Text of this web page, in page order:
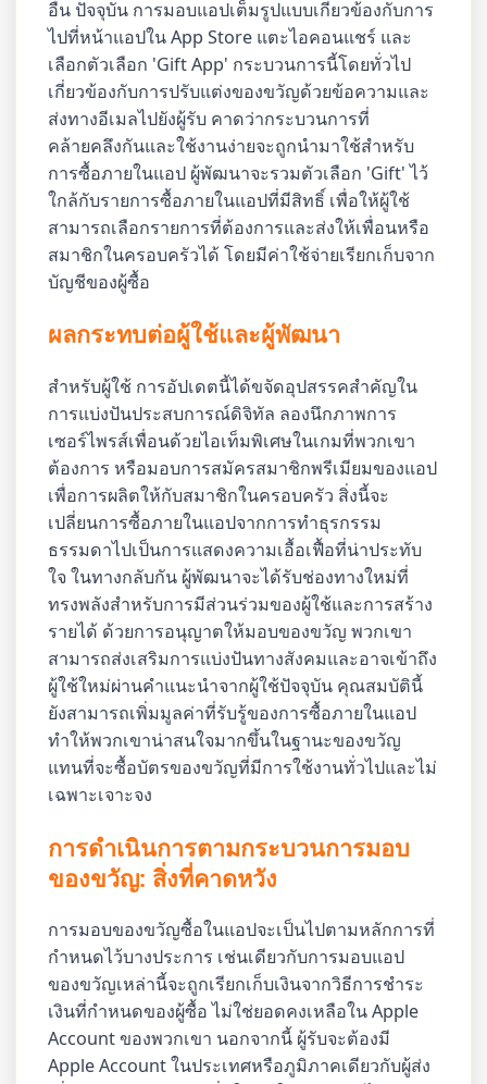
อื่น ปัจจุบัน การมอบแอปเต็มรูปแบบเกี่ยวข้องกับการ
ไปที่หน้าแอปใน App Store แตะไอคอนแชร์ และ
เลือกตัวเลือก 'Gift App' กระบวนการนี้โดยทั่วไป
เกี่ยวข้องกับการปรับแต่งของขวัญด้วยข้อความและ
ส่งทางอีเมลไปยังผู้รับ คาดว่ากระบวนการที่
คล้ายคลึงกันและใช้งานง่ายจะถูกนำมาใช้สำหรับ
การซื้อภายในแอป ผู้พัฒนาจะรวมตัวเลือก 'Gift' ไว้
ใกล้กับรายการซื้อภายในแอปที่มีสิทธิ์ เพื่อให้ผู้ใช้
สามารถเลือกรายการที่ต้องการและส่งให้เพื่อนหรือ
สมาชิกในครอบครัวได้ โดยมีค่าใช้จ่ายเรียกเก็บจาก
บัญชีของผู้ซื้อ
ผลกระทบต่อผู้ใช้และผู้พัฒนา
สำหรับผู้ใช้ การอัปเดตนี้ได้ขจัดอุปสรรคสำคัญใน
การแบ่งปันประสบการณ์ดิจิทัล ลองนึกภาพการ
เซอร์ไพรส์เพื่อนด้วยไอเท็มพิเศษในเกมที่พวกเขา
ต้องการ หรือมอบการสมัครสมาชิกพรีเมียมของแอป
เพื่อการผลิตให้กับสมาชิกในครอบครัว สิ่งนี้จะ
เปลี่ยนการซื้อภายในแอปจากการทำธุรกรรม
ธรรมดาไปเป็นการแสดงความเอื้อเฟื้อที่น่าประทับ
ใจ ในทางกลับกัน ผู้พัฒนาจะได้รับช่องทางใหม่ที่
ทรงพลังสำหรับการมีส่วนร่วมของผู้ใช้และการสร้าง
รายได้ ด้วยการอนุญาตให้มอบของขวัญ พวกเขา
สามารถส่งเสริมการแบ่งปันทางสังคมและอาจเข้าถึง
ผู้ใช้ใหม่ผ่านคำแนะนำจากผู้ใช้ปัจจุบัน คุณสมบัตินี้
ยังสามารถเพิ่มมูลค่าที่รับรู้ของการซื้อภายในแอป
ทำให้พวกเขาน่าสนใจมากขึ้นในฐานะของขวัญ
แทนที่จะซื้อบัตรของขวัญที่มีการใช้งานทั่วไปและไม่
เฉพาะเจาะจง
การดำเนินการตามกระบวนการมอบ
ของขวัญ: สิ่งที่คาดหวัง
การมอบของขวัญซื้อในแอปจะเป็นไปตามหลักการที่
กำหนดไว้บางประการ เช่นเดียวกับการมอบแอป
ของขวัญเหล่านี้จะถูกเรียกเก็บเงินจากวิธีการชำระ
เงินที่กำหนดของผู้ซื้อ ไม่ใช่ยอดคงเหลือใน Apple
Account ของพวกเขา นอกจากนี้ ผู้รับจะต้องมี
Apple Account ในประเทศหรือภูมิภาคเดียวกับผู้ส่ง